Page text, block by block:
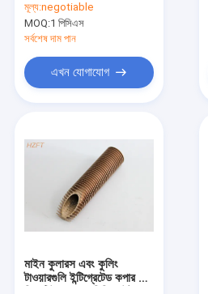
মূল্য:negotiable
MOQ:1 পিসিএস
সর্বশেষ দাম পান
এখন যোগাযোগ
মাইন কুলারস এবং কুলিং
টাওয়ারগুলি ইন্টিগ্রেটেড কপার হাই